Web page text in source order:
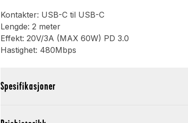
Kontakter: USB-C til USB-C
Lengde: 2 meter
Effekt: 20V/3A (MAX 60W) PD 3.0
Hastighet: 480Mbps
Spesifikasjoner